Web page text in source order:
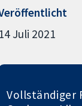
14 Juli 2021
Vollständiger